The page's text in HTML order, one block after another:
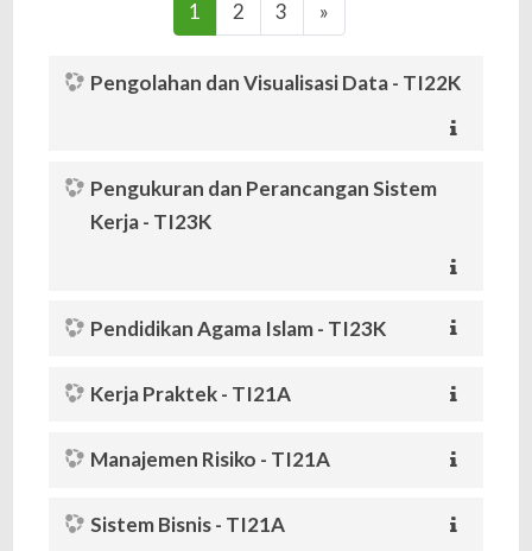
1 (current)
2 3 »Next
Pengolahan dan Visualisasi Data - TI22K
Pengukuran dan Perancangan Sistem
Kerja - TI23K
Pendidikan Agama Islam - TI23K
Kerja Praktek - TI21A
Manajemen Risiko - TI21A
Sistem Bisnis - TI21A